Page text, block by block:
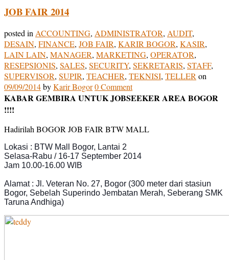
JOB FAIR 2014
posted inACCOUNTING, ADMINISTRATOR, AUDIT,
DESAIN, FINANCE, JOB FAIR, KARIR BOGOR, KASIR,
LAIN LAIN, MANAGER, MARKETING, OPERATOR,
RESEPSIONIS, SALES, SECURITY, SEKRETARIS, STAFF,
SUPERVISOR, SUPIR, TEACHER, TEKNISI, TELLERon
09/09/2014byKarir Bogor0 Comment
KABAR GEMBIRA UNTUK JOBSEEKER AREA BOGOR
!!!!
Hadirilah BOGOR JOB FAIR BTW MALL
Lokasi : BTW Mall Bogor, Lantai 2
Selasa-Rabu / 16-17 September 2014
Jam 10.00-16.00 WIB
Alamat : Jl. Veteran No. 27, Bogor (300 meter dari stasiun
Bogor, Sebelah Superindo Jembatan Merah, Seberang SMK
Taruna Andhiga)